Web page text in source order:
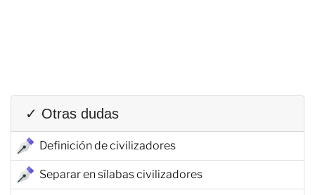
✓ Otras dudas
Definición de civilizadores
Separar en sílabas civilizadores